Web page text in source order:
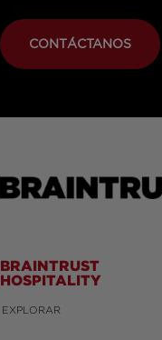
CONTÁCTANOS
BRAINTRUST
HOSPITALITY
EXPLORAR